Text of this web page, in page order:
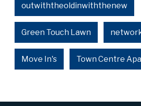
outwiththeoldinwiththenew
Green Touch Lawn
Move In's Town Centre